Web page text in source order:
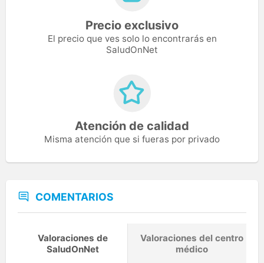
Precio exclusivo
El precio que ves solo lo encontrarás en
SaludOnNet
Atención de calidad
Misma atención que si fueras por privado
COMENTARIOS
Valoraciones de
SaludOnNet
Valoraciones del centro
médico